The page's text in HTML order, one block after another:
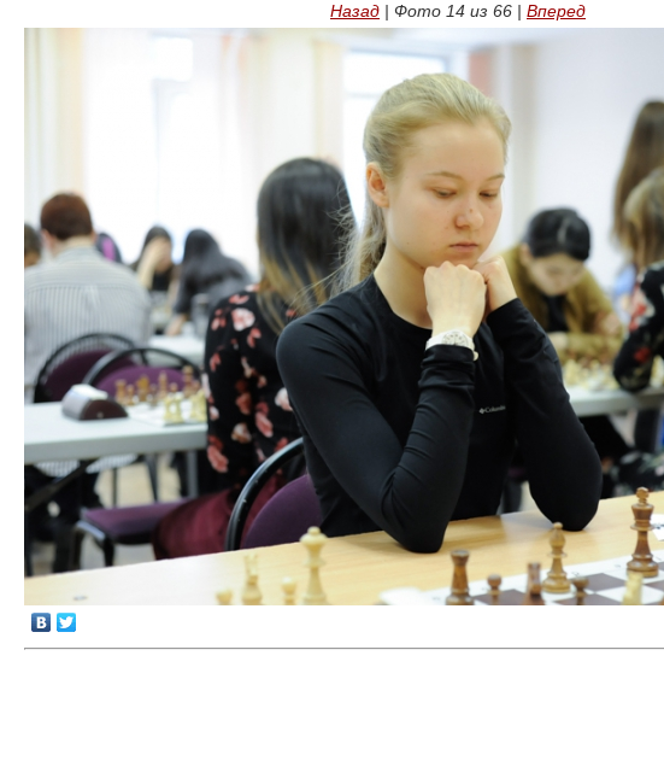
Назад | Фото 14 из 66 | Вперед